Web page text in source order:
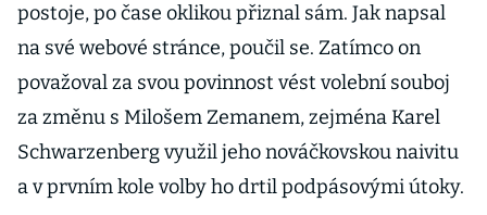
postoje, po čase oklikou přiznal sám. Jak napsal
na své webové stránce, poučil se. Zatímco on
považoval za svou povinnost vést volební souboj
za změnu s Milošem Zemanem, zejména Karel
Schwarzenberg využil jeho nováčkovskou naivitu
a v prvním kole volby ho drtil podpásovými útoky.